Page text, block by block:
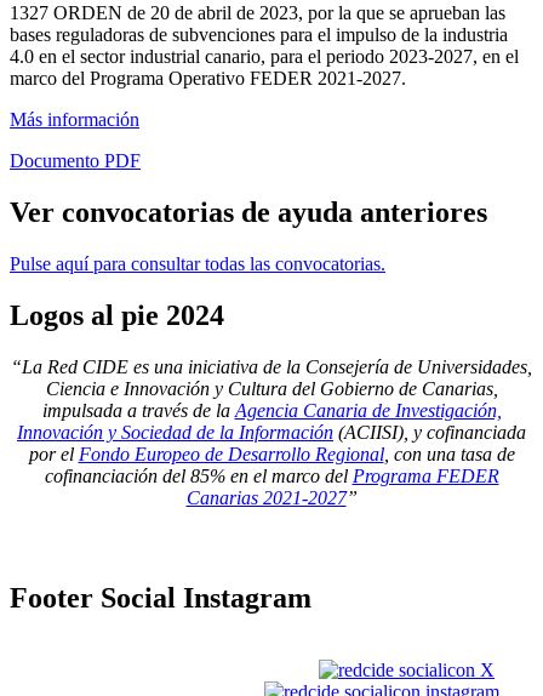
1327 ORDEN de 20 de abril de 2023, por la que se aprueban las
bases reguladoras de subvenciones para el impulso de la industria
4.0 en el sector industrial canario, para el periodo 2023-2027, en el
marco del Programa Operativo FEDER 2021-2027.
Más información
Documento PDF
Ver convocatorias de ayuda anteriores
Pulse aquí para consultar todas las convocatorias.
Logos al pie 2024
“La Red CIDE es una iniciativa de la Consejería de Universidades,
Ciencia e Innovación y Cultura del Gobierno de Canarias,
impulsada a través de la Agencia Canaria de Investigación,
Innovación y Sociedad de la Información (ACIISI), y cofinanciada
por el Fondo Europeo de Desarrollo Regional, con una tasa de
cofinanciación del 85% en el marco del Programa FEDER
Canarias 2021-2027”
Footer Social Instagram